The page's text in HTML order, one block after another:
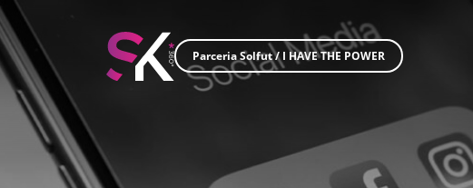
Parceria Solfut/I HAVE THE POWER